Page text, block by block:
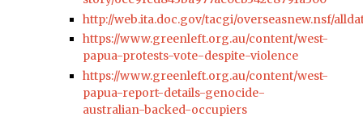
http://web.ita.doc.gov/tacgi/overseasnew.nsf/
https://www.greenleft.org.au/content/west-
papua-protests-vote-despite-violence
https://www.greenleft.org.au/content/west-
papua-report-details-genocide-
australian-backed-occupiers